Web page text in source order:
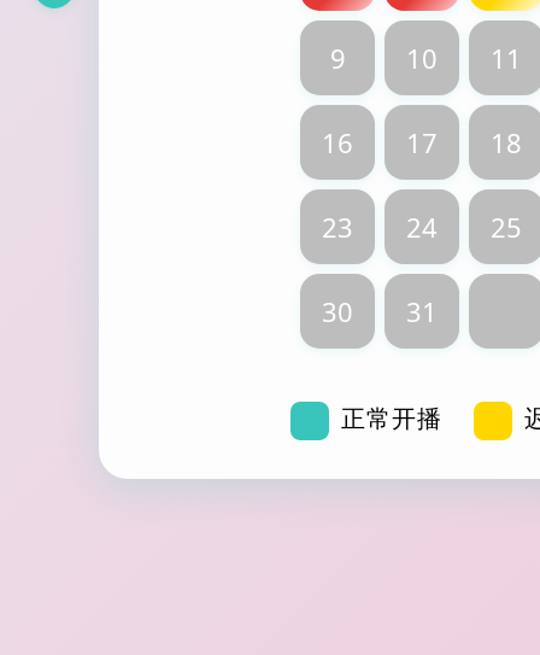
9 10 11
16 17 18
23 24 25
30 31
正常开播